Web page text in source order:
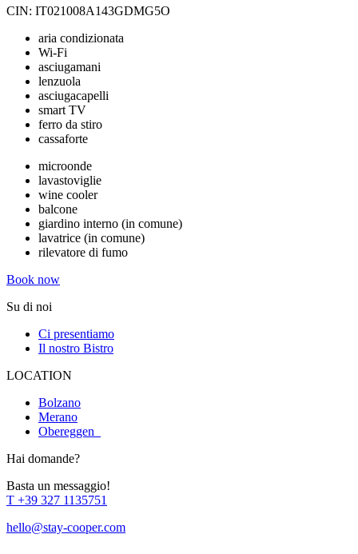
CIN: IT021008A143GDMG5O
aria condizionata
Wi-Fi
asciugamani
lenzuola
asciugacapelli
smart TV
ferro da stiro
cassaforte
microonde
lavastoviglie
wine cooler
balcone
giardino interno (in comune)
lavatrice (in comune)
rilevatore di fumo
Book now
Su di noi
Ci presentiamo
Il nostro Bistro
LOCATION
Bolzano
Merano
Obereggen
Hai domande?
Basta un messaggio!
T +39 327 1135751
hello@stay-cooper.com